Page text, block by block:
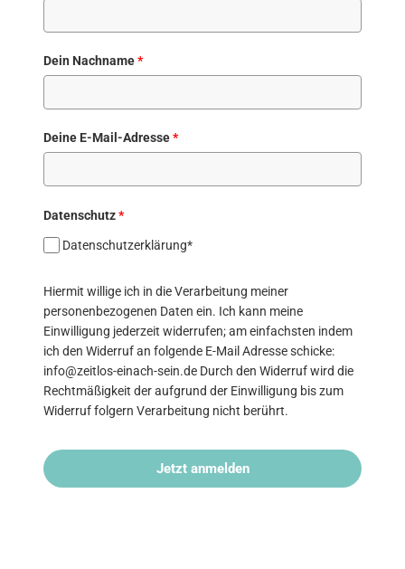
Dein Nachname*
Deine E-Mail-Adresse*
Datenschutz*
Datenschutzerklärung*
Hiermit willige ich in die Verarbeitung meiner
personenbezogenen Daten ein. Ich kann meine
Einwilligung jederzeit widerrufen; am einfachsten indem
ich den Widerruf an folgende E-Mail Adresse schicke:
info@zeitlos-einach-sein.de Durch den Widerruf wird die
Rechtmäßigkeit der aufgrund der Einwilligung bis zum
Widerruf folgern Verarbeitung nicht berührt.
Jetzt anmelden